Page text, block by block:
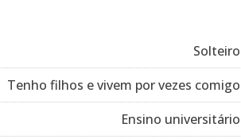
Solteiro
Tenho filhos e vivem por vezes comigo
Ensino universitário